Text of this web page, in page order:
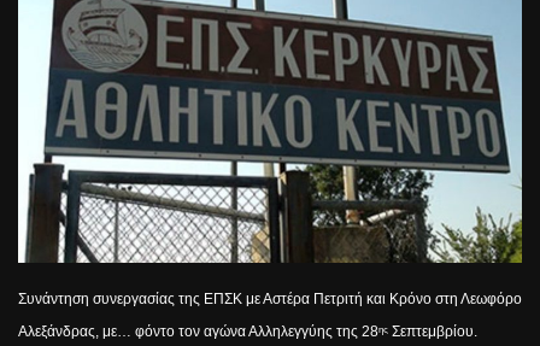
Συνάντηση συνεργασίας της ΕΠΣΚ με Αστέρα Πετριτή και Κρόνο στη Λεωφόρο
Αλεξάνδρας, με… φόντο τον αγώνα Αλληλεγγύης της 28ης Σεπτεμβρίου.